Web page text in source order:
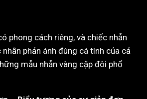
phong cách riêng, và chiếc nhẫn
phản ánh đúng cá tính của cả
mẫu nhẫn vàng cặp đôi phổ